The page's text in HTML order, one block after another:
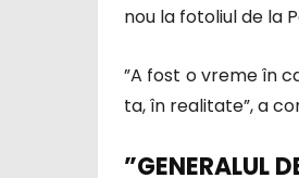
nou la fotoliul de la
”A fost o vreme în
ta, în realitate”, a
”GENERALUL